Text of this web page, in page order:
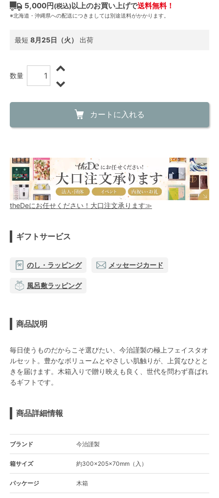
5,000円(税込)以上のお買い上げで送料無料！
※北海道・沖縄県への配送につきましては別途送料がかかります。
最短 8月25日（火） 出荷
数量
カートに入れる
theDeにお任せください！大口注文承ります≫
ギフトサービス
のし・ラッピング メッセージカード
風呂敷ラッピング
商品説明
毎日使うものだからこそ選びたい、今治謹製の極上フェイスタオ
ルセット。豊かなボリュームとやさしい肌触りが、上質なひとと
きを届けます。木箱入りで贈り映えも良く、世代を問わず喜ばれ
るギフトです。
商品詳細情報
ブランド 今治謹製
箱サイズ 約300×205×70mm（入）
パッケージ 木箱